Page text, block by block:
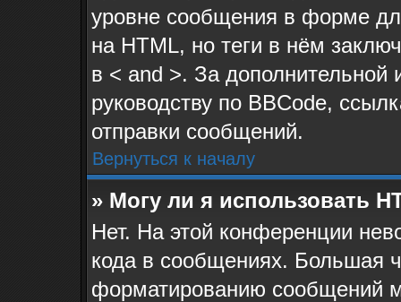
уровне сообщения в форме
на HTML, но теги в нём
в < and >. За дополнительной
руководству по BBCode,
отправки сообщений.
Вернуться к началу
» Могу ли я использовать
Нет. На этой конференции
кода в сообщениях. Большая
форматированию сообщений